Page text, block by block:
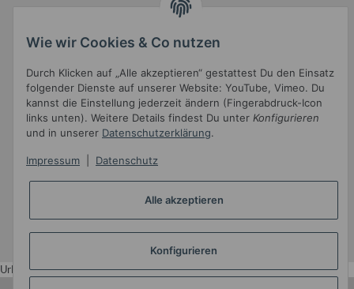
Widerrufsbutton
* Alle Preise inkl. gesetzlicher USt.
Wie wir Cookies & Co nutzen
Durch Klicken auf „Alle akzeptieren“ gestattest Du den Einsatz
folgender Dienste auf unserer Website: YouTube, Vimeo. Du
kannst die Einstellung jederzeit ändern (Fingerabdruck-Icon
links unten). Weitere Details findest Du unter Konfigurieren
und in unserer Datenschutzerklärung.
Impressum Datenschutz
Alle akzeptieren
Konfigurieren
Urlaub